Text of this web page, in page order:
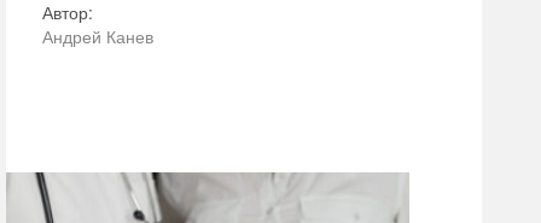
Автор:
Андрей Канев